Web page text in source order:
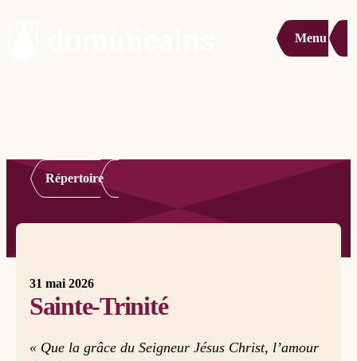
Menu
Répertoire
31 mai 2026
Sainte-Trinité
« Que la grâce du Seigneur Jésus Christ, l’amour